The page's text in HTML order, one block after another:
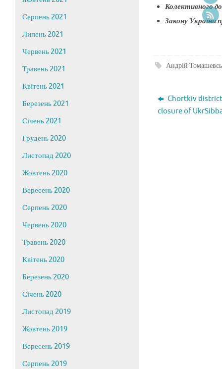
Колективного
Закону України
Андрій
Chortkiv
closure of
Серпень 2021
Липень 2021
Червень 2021
Травень 2021
Квітень 2021
Березень 2021
Січень 2021
Грудень 2020
Листопад 2020
Жовтень 2020
Вересень 2020
Серпень 2020
Червень 2020
Травень 2020
Квітень 2020
Березень 2020
Січень 2020
Листопад 2019
Жовтень 2019
Вересень 2019
Серпень 2019